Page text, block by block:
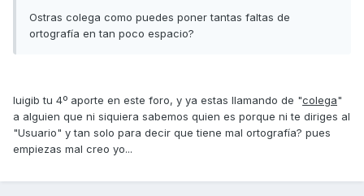
Ostras colega como puedes poner tantas faltas de
ortografía en tan poco espacio?
luigib tu 4º aporte en este foro, y ya estas llamando de "colega"
a alguien que ni siquiera sabemos quien es porque ni te diriges al
"Usuario" y tan solo para decir que tiene mal ortografía? pues
empiezas mal creo yo...